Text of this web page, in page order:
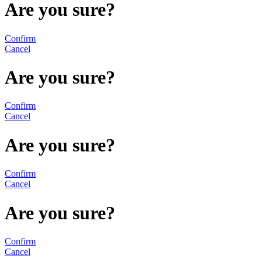
Are you sure?
Confirm
Cancel
Are you sure?
Confirm
Cancel
Are you sure?
Confirm
Cancel
Are you sure?
Confirm
Cancel